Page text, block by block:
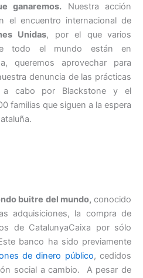
ganaremos. Nuestra acción
el encuentro internacional de
Unidas, por el que varios
todo el mundo están en
queremos aprovechar para
denuncia de las prácticas
a cabo por Blackstone y el
familias que siguen a la espera
buitre del mundo, conocido
adquisiciones, la compra de
de CatalunyaCaixa por sólo
banco ha sido previamente
de dinero público, cedidos
social a cambio. A pesar de